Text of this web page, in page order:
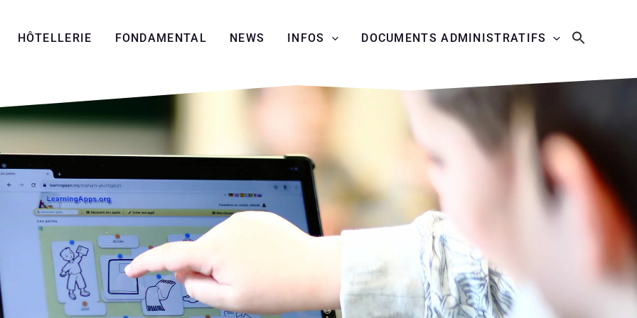
HÔTELLERIE FONDAMENTAL NEWS INFOS DOCUMENTS ADMINISTRATIFS